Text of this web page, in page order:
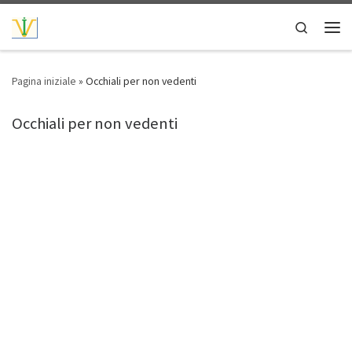
Passa al contenuto
Search
Pagina iniziale » Occhiali per non vedenti
Occhiali per non vedenti